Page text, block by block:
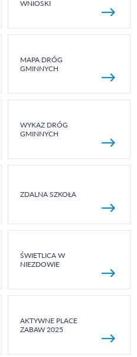
WNIOSKI
MAPA DRÓG
GMINNYCH
WYKAZ DRÓG
GMINNYCH
ZDALNA SZKOŁA
ŚWIETLICA W
NIEZDOWIE
AKTYWNE PLACE
ZABAW 2025